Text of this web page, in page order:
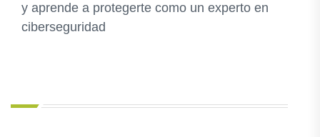
y aprende a protegerte como un experto en
ciberseguridad